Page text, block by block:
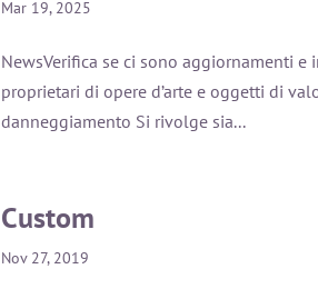
Mar 19, 2025
NewsVerifica se ci sono aggiornamenti
proprietari di opere d’arte e oggetti di
danneggiamento Si rivolge sia...
Custom
Nov 27, 2019